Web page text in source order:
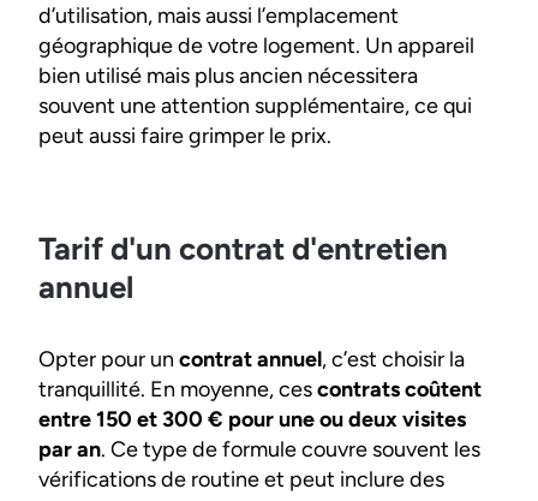
d’utilisation, mais aussi l’emplacement
géographique de votre logement. Un appareil
bien utilisé mais plus ancien nécessitera
souvent une attention supplémentaire, ce qui
peut aussi faire grimper le prix.
Tarif d'un contrat d'entretien
annuel
Opter pour un contrat annuel, c’est choisir la
tranquillité. En moyenne, cescontrats coûtent
entre 150 et 300 € pour une ou deux visites
par an. Ce type de formule couvre souvent les
vérifications de routine et peut inclure des